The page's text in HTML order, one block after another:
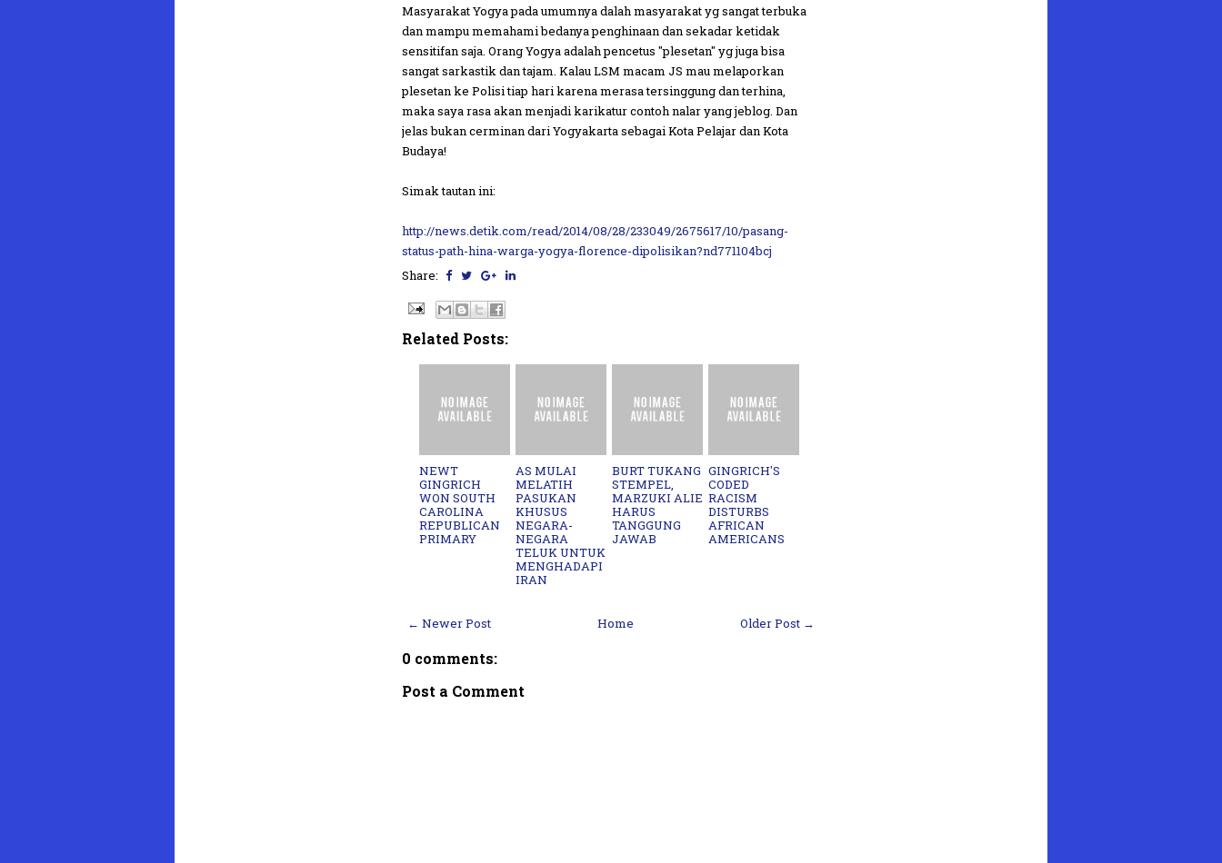
Masyarakat Yogya pada umumnya dalah masyarakat yg sangat terbuka
dan mampu memahami bedanya penghinaan dan sekadar ketidak
sensitifan saja. Orang Yogya adalah pencetus "plesetan" yg juga bisa
sangat sarkastik dan tajam. Kalau LSM macam JS mau melaporkan
plesetan ke Polisi tiap hari karena merasa tersinggung dan terhina,
maka saya rasa akan menjadi karikatur contoh nalar yang jeblog. Dan
jelas bukan cerminan dari Yogyakarta sebagai Kota Pelajar dan Kota
Budaya!
Simak tautan ini:
http://news.detik.com/read/2014/08/28/233049/2675617/10/pasang-
status-path-hina-warga-yogya-florence-dipolisikan?nd771104bcj
Share:
Related Posts:
NEWT
GINGRICH
WON SOUTH
CAROLINA
REPUBLICAN
PRIMARY
AS MULAI
MELATIH
PASUKAN
KHUSUS
NEGARA-
NEGARA
TELUK UNTUK
MENGHADAPI
IRAN
BURT TUKANG
STEMPEL,
MARZUKI ALIE
HARUS
TANGGUNG
JAWAB
GINGRICH'S
CODED
RACISM
DISTURBS
AFRICAN
AMERICANS
← Newer Post Older Post →
Home
0 comments:
Post a Comment